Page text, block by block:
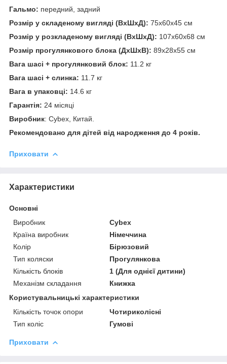
Гальмо: передний, задний
Розмір у складеному вигляді (ВхШхД): 75х60х45 см
Розмір у розкладеному вигляді (ВхШхД): 107х60х68 см
Розмір прогулянкового блока (ДхШхВ): 89х28х55 см
Вага шасі + прогулянковий блок: 11.2 кг
Вага шасі + слинка: 11.7 кг
Вага в упаковці: 14.6 кг
Гарантія: 24 місяці
Виробник: Cybex, Китай.
Рекомендовано для дітей від народження до 4 років.
Приховати
Характеристики
Основні
Виробник
Cybex
Країна виробник
Німеччина
Колір
Бірюзовий
Тип коляски
Прогулянкова
Кількість блоків
1 (Для однієї дитини)
Механізм складання
Книжка
Користувальницькі характеристики
Кількість точок опори
Чотириколісні
Тип коліс
Гумові
Приховати